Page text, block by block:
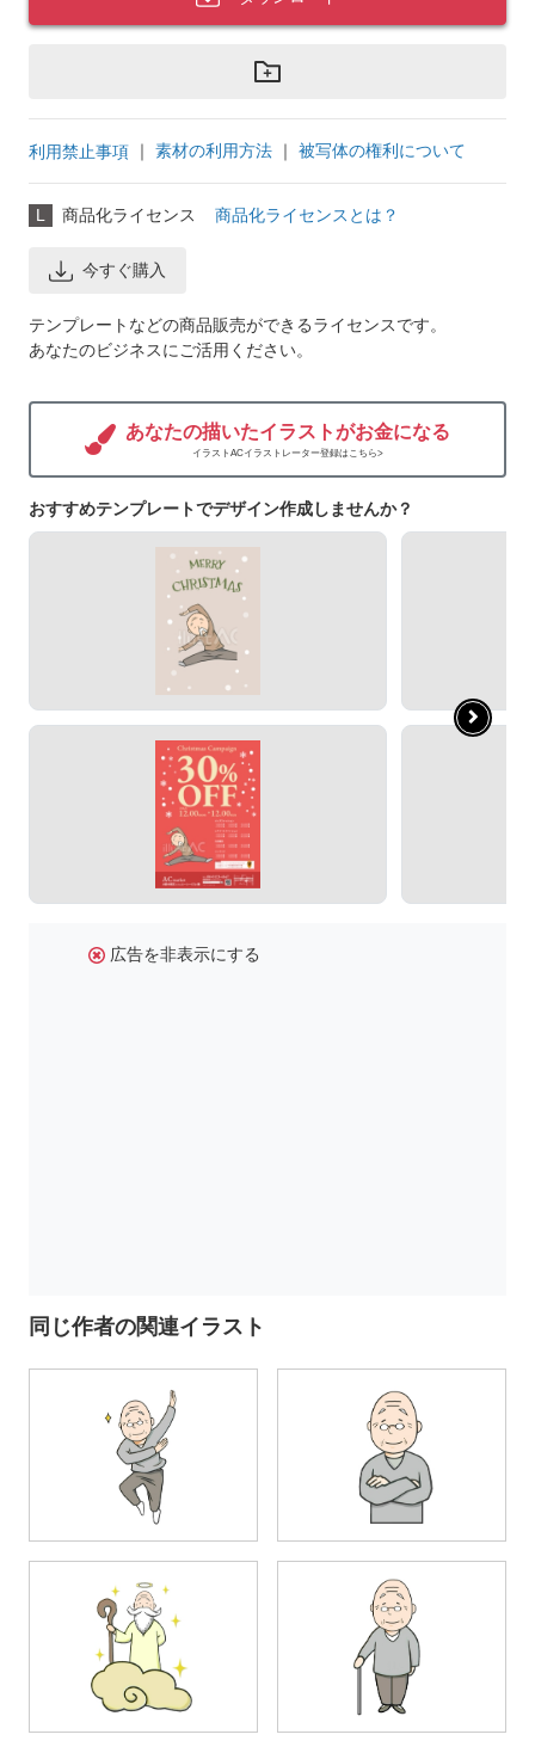
利用禁止事項 ｜ 素材の利用方法 ｜ 被写体の権利について
L 商品化ライセンス 商品化ライセンスとは？
今すぐ購入
テンプレートなどの商品販売ができるライセンスです。
あなたのビジネスにご活用ください。
あなたの描いたイラストがお金になる
イラストACイラストレーター登録はこちら>
おすすめテンプレートでデザイン作成しませんか？
広告を非表示にする
同じ作者の関連イラスト